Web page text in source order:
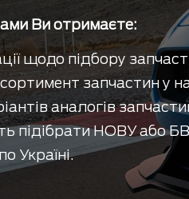
Ви отримаєте:
щодо підбору
запчастин у
аналогів
підібрати НОВУ або
Україні.